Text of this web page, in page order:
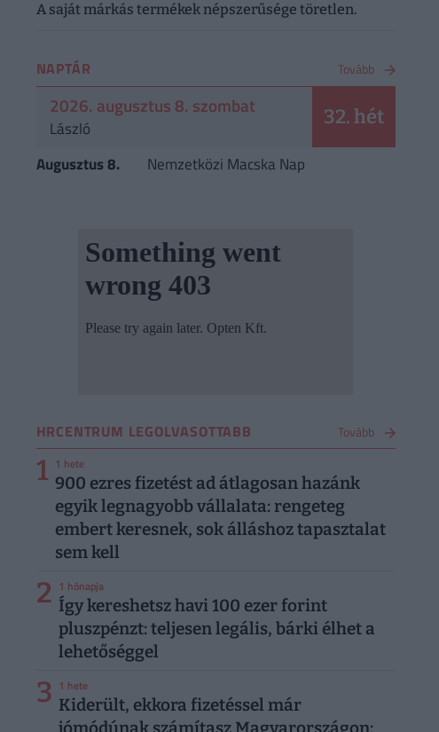
A saját márkás termékek népszerűsége töretlen.
NAPTÁR Tovább
2026. augusztus 8. szombat
László 32. hét
Augusztus 8. Nemzetközi Macska Nap
HRCENTRUM LEGOLVASOTTABB Tovább
1 1 hete
900 ezres fizetést ad átlagosan hazánk
egyik legnagyobb vállalata: rengeteg
embert keresnek, sok álláshoz tapasztalat
sem kell
2 1 hónapja
Így kereshetsz havi 100 ezer forint
pluszpénzt: teljesen legális, bárki élhet a
lehetőséggel
3 1 hete
Kiderült, ekkora fizetéssel már